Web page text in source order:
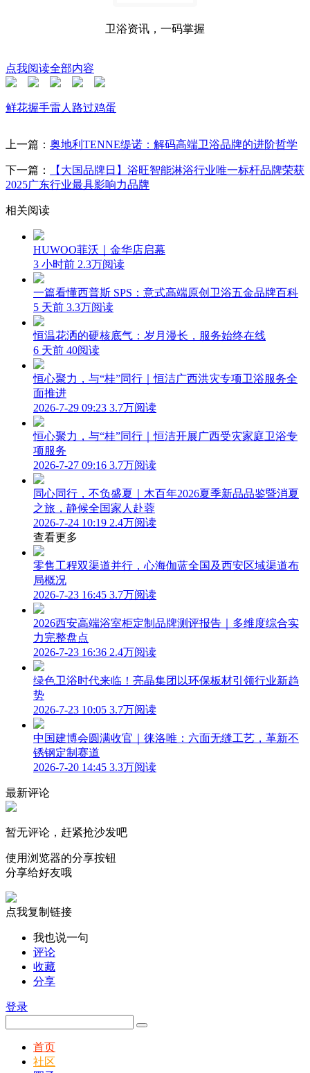
卫浴资讯，一码掌握
点我阅读全部内容
鲜花握手雷人 路过鸡蛋
上一篇： 奥地利TENNE缇诺：解码高端卫浴品牌的进阶哲学
下一篇：
【大国品牌日】浴旺智能淋浴行业唯一标杆品牌荣获
2025广东行业最具影响力品牌
相关阅读
HUWOO菲沃｜金华店启幕
3 小时前 2.3万阅读
一篇看懂西普斯 SPS：意式高端原创卫浴五金品牌百科
5 天前 3.3万阅读
恒温花洒的硬核底气：岁月漫长，服务始终在线
6 天前 40阅读
恒心聚力，与“桂”同行｜恒洁广西洪灾专项卫浴服务全
面推进
2026-7-29 09:23 3.7万阅读
恒心聚力，与“桂”同行｜恒洁开展广西受灾家庭卫浴专
项服务
2026-7-27 09:16 3.7万阅读
同心同行，不负盛夏｜木百年2026夏季新品品鉴暨消夏
之旅，静候全国家人赴蓉
2026-7-24 10:19 2.4万阅读
查看更多
零售工程双渠道并行，心海伽蓝全国及西安区域渠道布
局概况
2026-7-23 16:45 3.7万阅读
2026西安高端浴室柜定制品牌测评报告｜多维度综合实
力完整盘点
2026-7-23 16:36 2.4万阅读
绿色卫浴时代来临！亮晶集团以环保板材引领行业新趋
势
2026-7-23 10:05 3.7万阅读
中国建博会圆满收官｜徕洛唯：六面无缝工艺，革新不
锈钢定制赛道
2026-7-20 14:45 3.3万阅读
最新评论
暂无评论，赶紧抢沙发吧
使用浏览器的分享按钮
分享给好友哦
点我复制链接
我也说一句
评论
收藏
分享
登录
首页
社区